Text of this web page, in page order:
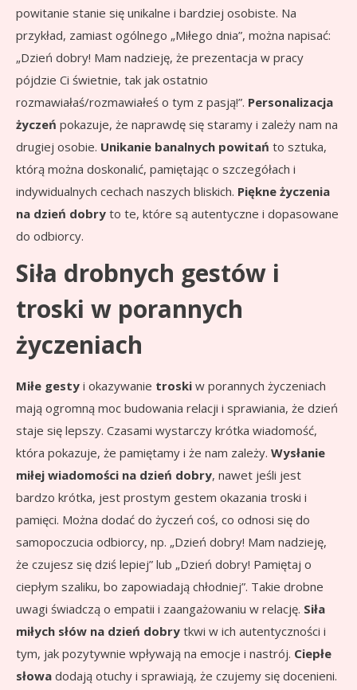
powitanie stanie się unikalne i bardziej osobiste. Na
przykład, zamiast ogólnego „Miłego dnia”, można napisać:
„Dzień dobry! Mam nadzieję, że prezentacja w pracy
pójdzie Ci świetnie, tak jak ostatnio
rozmawiałaś/rozmawiałeś o tym z pasją!”. Personalizacja
życzeń pokazuje, że naprawdę się staramy i zależy nam na
drugiej osobie. Unikanie banalnych powitań to sztuka,
którą można doskonalić, pamiętając o szczegółach i
indywidualnych cechach naszych bliskich. Piękne życzenia
na dzień dobry to te, które są autentyczne i dopasowane
do odbiorcy.
Siła drobnych gestów i
troski w porannych
życzeniach
Miłe gesty i okazywanie troski w porannych życzeniach
mają ogromną moc budowania relacji i sprawiania, że dzień
staje się lepszy. Czasami wystarczy krótka wiadomość,
która pokazuje, że pamiętamy i że nam zależy. Wysłanie
miłej wiadomości na dzień dobry, nawet jeśli jest
bardzo krótka, jest prostym gestem okazania troski i
pamięci. Można dodać do życzeń coś, co odnosi się do
samopoczucia odbiorcy, np. „Dzień dobry! Mam nadzieję,
że czujesz się dziś lepiej” lub „Dzień dobry! Pamiętaj o
ciepłym szaliku, bo zapowiadają chłodniej”. Takie drobne
uwagi świadczą o empatii i zaangażowaniu w relację. Siła
miłych słów na dzień dobry tkwi w ich autentyczności i
tym, jak pozytywnie wpływają na emocje i nastrój. Ciepłe
słowa dodają otuchy i sprawiają, że czujemy się docenieni.